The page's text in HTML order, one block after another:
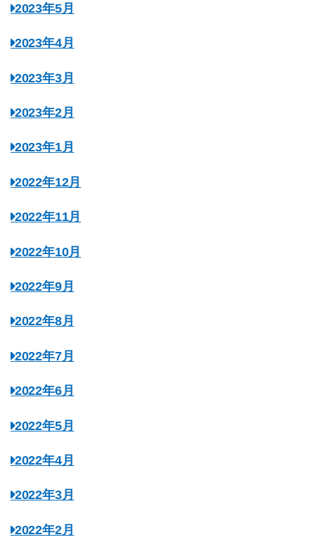
2023年5月
2023年4月
2023年3月
2023年2月
2023年1月
2022年12月
2022年11月
2022年10月
2022年9月
2022年8月
2022年7月
2022年6月
2022年5月
2022年4月
2022年3月
2022年2月